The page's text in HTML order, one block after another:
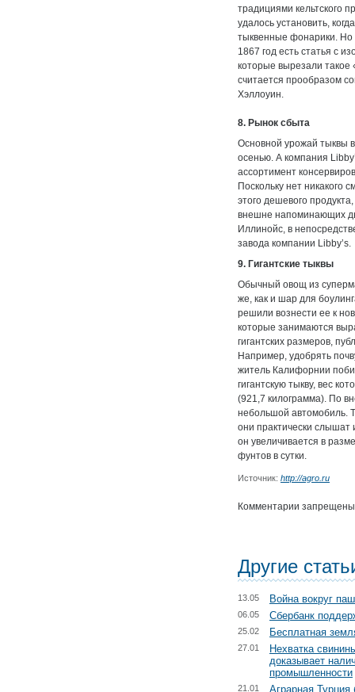
традициями кельтского
удалось установить,
тыквенные фонарики. Но
1867 год есть статья с
которые вырезали
считается прообразом
Хэллоуин.
8. Рынок сбыта
Основной урожай тыквы
осенью. А компания
ассортимент
Поскольку нет никакого
этого дешевого
внешне напоминающих
Иллинойс, в
завода компании Libby’s.
9. Гигантские тыквы
Обычный овощ из
же, как и шар для
решили вознести ее к
которые занимаются
гигантских размеров,
Например, удобрять
житель Калифорнии
гигантскую тыкву, вес
(921,7 килограмма). По
небольшой автомобиль.
они практически слышат
он увеличивается в
фунтов в сутки.
Источник: http://agro.ru
Комментарии
Другие
Война вокруг
13.05
Сбербанк
06.05
Бесплатная
25.02
Нехватка
доказывает
промышленности
27.01
Аграрная Турция
21.01